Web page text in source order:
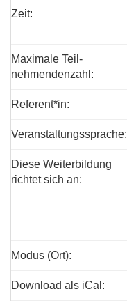
Zeit:
Maximale Teil­
nehmenden­zahl:
Referent*in:
Veranstaltungssprache:
Diese Weiterbildung
richtet sich an:
Modus (Ort):
Download als iCal: